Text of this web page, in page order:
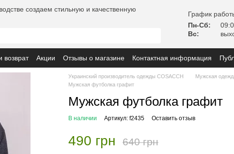
создаем стильную и качественную
График
Пн-Сб:
Вс:
Акции Отзывы о магазине Контактная информация
с заказом
Украинский производитель одежды COSACCH
Мужская
Мужская футболка графит
Мужская футболка графит
В наличии Артикул: f2435 Оставить отзыв
490 грн 640 грн